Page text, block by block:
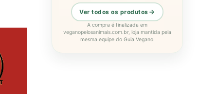
Ver todos os produtos
A compra é finalizada em
veganopelosanimais.com.br, loja mantida pela
mesma equipe do Guia Vegano.